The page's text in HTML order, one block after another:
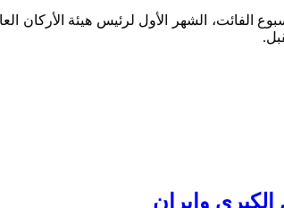
الشهر الأول لرئيس هيئة الأركان
وإيران